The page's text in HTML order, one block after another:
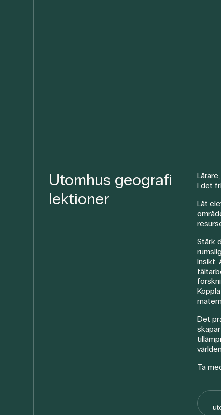
Utomhus geografi
lektioner
i det
Låt
Stärk
insikt.
Det
Ta